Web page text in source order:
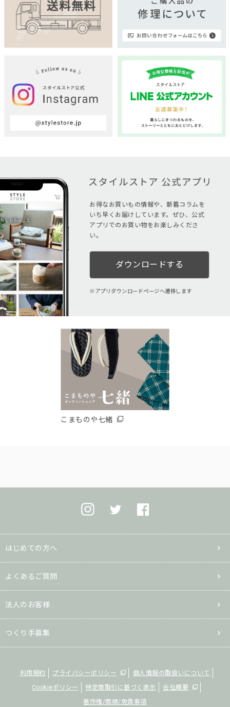
お得なお買いもの情報や、新着コラムを
いち早くお届けしています。ぜひ、公式
アプリでのお買い物をお楽しみくださ
い。
ダウンロードする
アプリダウンロードページへ遷移します
こまものや七緒
はじめての方へ
よくあるご質問
法人のお客様
つくり手募集
利用規約 プライバシーポリシー
個人情報の取扱いについて
Cookieポリシー
特定商取引に基づく表示
会社概要
著作権/商標/免責事項